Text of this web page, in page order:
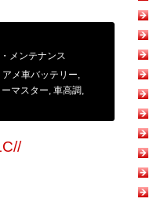
メンテナンス
アメ車バッテリー,
マスター, 車高調 ,